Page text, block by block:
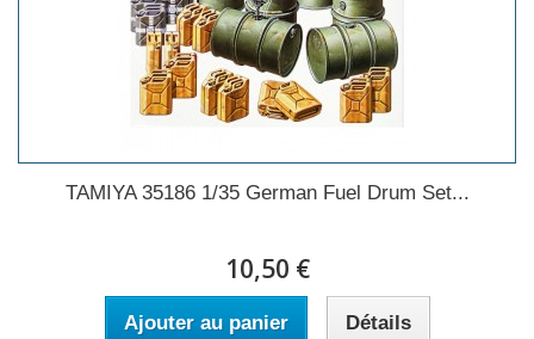
TAMIYA 35186 1/35 German Fuel Drum Set...
10,50 €
Ajouter au panier Détails